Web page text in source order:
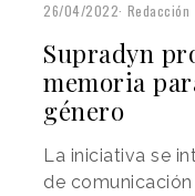
26/04/2022 Redacción
Supradyn
memoria
género
La iniciativa se
de